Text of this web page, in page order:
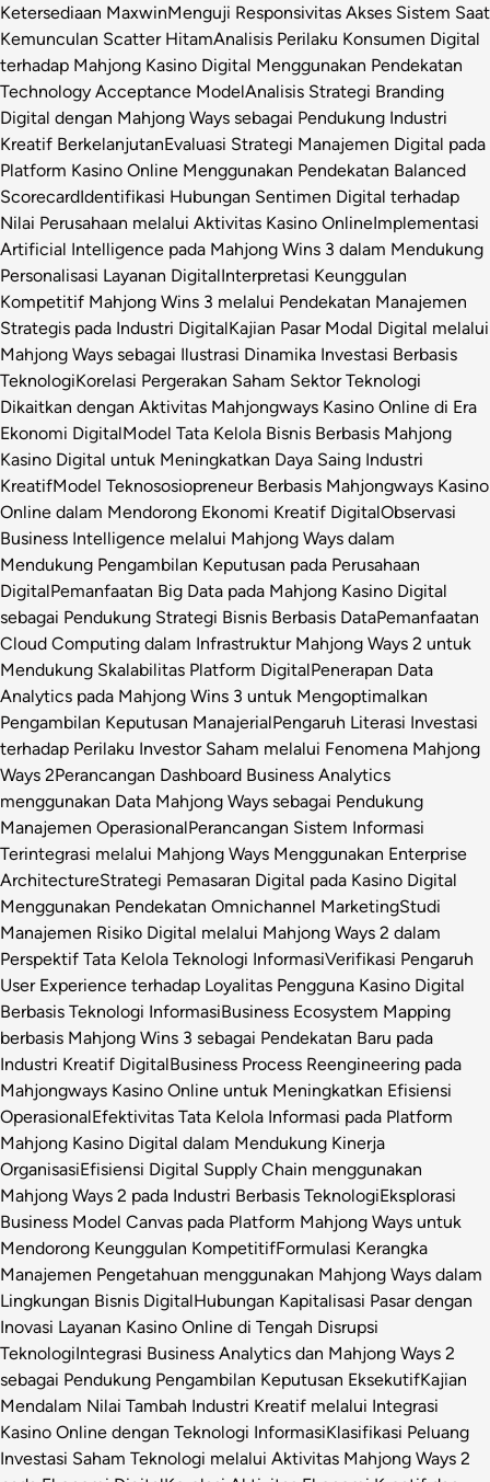
Ketersediaan MaxwinMenguji Responsivitas Akses Sistem Saat
Kemunculan Scatter HitamAnalisis Perilaku Konsumen Digital
terhadap Mahjong Kasino Digital Menggunakan Pendekatan
Technology Acceptance ModelAnalisis Strategi Branding
Digital dengan Mahjong Ways sebagai Pendukung Industri
Kreatif BerkelanjutanEvaluasi Strategi Manajemen Digital pada
Platform Kasino Online Menggunakan Pendekatan Balanced
ScorecardIdentifikasi Hubungan Sentimen Digital terhadap
Nilai Perusahaan melalui Aktivitas Kasino OnlineImplementasi
Artificial Intelligence pada Mahjong Wins 3 dalam Mendukung
Personalisasi Layanan DigitalInterpretasi Keunggulan
Kompetitif Mahjong Wins 3 melalui Pendekatan Manajemen
Strategis pada Industri DigitalKajian Pasar Modal Digital melalui
Mahjong Ways sebagai Ilustrasi Dinamika Investasi Berbasis
TeknologiKorelasi Pergerakan Saham Sektor Teknologi
Dikaitkan dengan Aktivitas Mahjongways Kasino Online di Era
Ekonomi DigitalModel Tata Kelola Bisnis Berbasis Mahjong
Kasino Digital untuk Meningkatkan Daya Saing Industri
KreatifModel Teknososiopreneur Berbasis Mahjongways Kasino
Online dalam Mendorong Ekonomi Kreatif DigitalObservasi
Business Intelligence melalui Mahjong Ways dalam
Mendukung Pengambilan Keputusan pada Perusahaan
DigitalPemanfaatan Big Data pada Mahjong Kasino Digital
sebagai Pendukung Strategi Bisnis Berbasis DataPemanfaatan
Cloud Computing dalam Infrastruktur Mahjong Ways 2 untuk
Mendukung Skalabilitas Platform DigitalPenerapan Data
Analytics pada Mahjong Wins 3 untuk Mengoptimalkan
Pengambilan Keputusan ManajerialPengaruh Literasi Investasi
terhadap Perilaku Investor Saham melalui Fenomena Mahjong
Ways 2Perancangan Dashboard Business Analytics
menggunakan Data Mahjong Ways sebagai Pendukung
Manajemen OperasionalPerancangan Sistem Informasi
Terintegrasi melalui Mahjong Ways Menggunakan Enterprise
ArchitectureStrategi Pemasaran Digital pada Kasino Digital
Menggunakan Pendekatan Omnichannel MarketingStudi
Manajemen Risiko Digital melalui Mahjong Ways 2 dalam
Perspektif Tata Kelola Teknologi InformasiVerifikasi Pengaruh
User Experience terhadap Loyalitas Pengguna Kasino Digital
Berbasis Teknologi InformasiBusiness Ecosystem Mapping
berbasis Mahjong Wins 3 sebagai Pendekatan Baru pada
Industri Kreatif DigitalBusiness Process Reengineering pada
Mahjongways Kasino Online untuk Meningkatkan Efisiensi
OperasionalEfektivitas Tata Kelola Informasi pada Platform
Mahjong Kasino Digital dalam Mendukung Kinerja
OrganisasiEfisiensi Digital Supply Chain menggunakan
Mahjong Ways 2 pada Industri Berbasis TeknologiEksplorasi
Business Model Canvas pada Platform Mahjong Ways untuk
Mendorong Keunggulan KompetitifFormulasi Kerangka
Manajemen Pengetahuan menggunakan Mahjong Ways dalam
Lingkungan Bisnis DigitalHubungan Kapitalisasi Pasar dengan
Inovasi Layanan Kasino Online di Tengah Disrupsi
TeknologiIntegrasi Business Analytics dan Mahjong Ways 2
sebagai Pendukung Pengambilan Keputusan EksekutifKajian
Mendalam Nilai Tambah Industri Kreatif melalui Integrasi
Kasino Online dengan Teknologi InformasiKlasifikasi Peluang
Investasi Saham Teknologi melalui Aktivitas Mahjong Ways 2